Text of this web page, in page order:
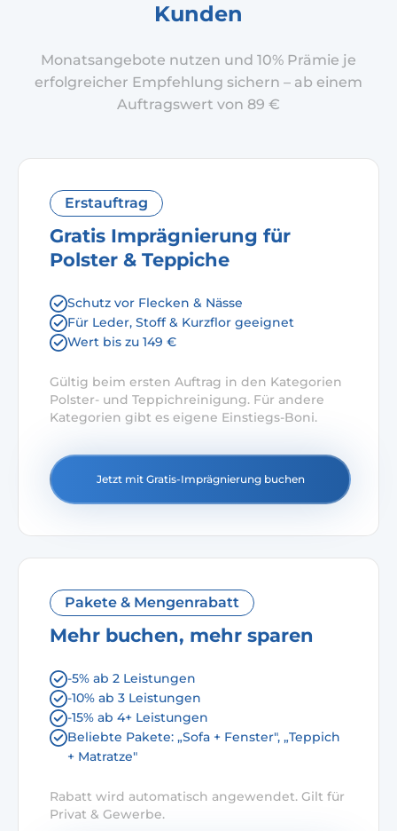
Kunden
Monatsangebote nutzen und 10% Prämie je
erfolgreicher Empfehlung sichern – ab einem
Auftragswert von 89 €
Erstauftrag
Gratis Imprägnierung für
Polster & Teppiche
Schutz vor Flecken & Nässe
Für Leder, Stoff & Kurzflor geeignet
Wert bis zu 149 €
Gültig beim ersten Auftrag in den Kategorien
Polster- und Teppichreinigung. Für andere
Kategorien gibt es eigene Einstiegs-Boni.
Jetzt mit Gratis-Imprägnierung buchen
Pakete & Mengenrabatt
Mehr buchen, mehr sparen
-5% ab 2 Leistungen
-10% ab 3 Leistungen
-15% ab 4+ Leistungen
Beliebte Pakete: „Sofa + Fenster", „Teppich
+ Matratze"
Rabatt wird automatisch angewendet. Gilt für
Privat & Gewerbe.